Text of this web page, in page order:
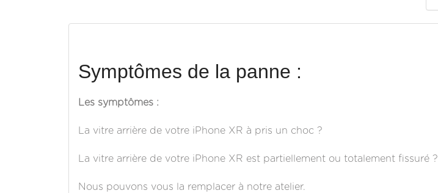
Symptômes de la panne :
Les symptômes :
La vitre arrière de votre iPhone XR à pris un choc ?
La vitre arrière de votre iPhone XR est partiellement ou totalement fissuré ?
Nous pouvons vous la remplacer à notre atelier.